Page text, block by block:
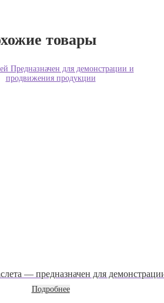
товары
— предназначен для
Подробнее